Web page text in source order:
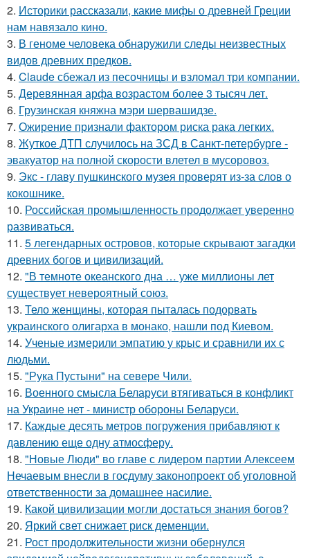
2. Историки рассказали, какие мифы о древней Греции
нам навязало кино.
3. В геноме человека обнаружили следы неизвестных
видов древних предков.
4. Claude сбежал из песочницы и взломал три компании.
5. Деревянная арфа возрастом более 3 тысяч лет.
6. Грузинская княжна мэри шервашидзе.
7. Ожирение признали фактором риска рака легких.
8. Жуткое ДТП случилось на ЗСД в Санкт-петербурге -
эвакуатор на полной скорости влетел в мусоровоз.
9. Экс - главу пушкинского музея проверят из-за слов о
кокошнике.
10. Российская промышленность продолжает уверенно
развиваться.
11. 5 легендарных островов, которые скрывают загадки
древних богов и цивилизаций.
12. "В темноте океанского дна … уже миллионы лет
существует невероятный союз.
13. Тело женщины, которая пыталась подорвать
украинского олигарха в монако, нашли под Киевом.
14. Ученые измерили эмпатию у крыс и сравнили их с
людьми.
15. "Рука Пустыни" на севере Чили.
16. Военного смысла Беларуси втягиваться в конфликт
на Украине нет - министр обороны Беларуси.
17. Каждые десять метров погружения прибавляют к
давлению еще одну атмосферу.
18. "Новые Люди" во главе с лидером партии Алексеем
Нечаевым внесли в госдуму законопроект об уголовной
ответственности за домашнее насилие.
19. Какой цивилизации могли достаться знания богов?
20. Яркий свет снижает риск деменции.
21. Рост продолжительности жизни обернулся